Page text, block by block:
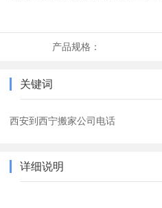
产品规格：
关键词
西安到西宁搬家公司电话
详细说明